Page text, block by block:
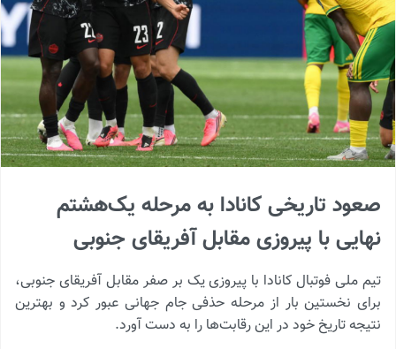
صعود تاریخی کانادا به مرحله یک‌هشتم
نهایی با پیروزی مقابل آفریقای جنوبی
تیم ملی فوتبال کانادا با پیروزی یک بر صفر مقابل آفریقای جنوبی،
برای نخستین بار از مرحله حذفی جام جهانی عبور کرد و بهترین
نتیجه تاریخ خود در این رقابت‌ها را به دست آورد.